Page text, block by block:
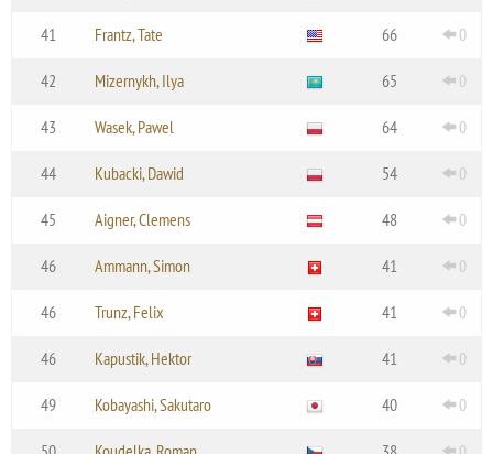
41 Frantz, Tate 66 0
42 Mizernykh, Ilya 65 0
43 Wasek, Pawel 64 0
44 Kubacki, Dawid 54 0
45 Aigner, Clemens 48 0
46 Ammann, Simon 41 0
46 Trunz, Felix 41 0
46 Kapustik, Hektor 41 0
49 Kobayashi, Sakutaro 40 0